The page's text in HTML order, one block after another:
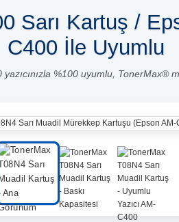
Sarı Kartuş /
C400 İle Uyumlu
%100 uyumlu, TonerMax®